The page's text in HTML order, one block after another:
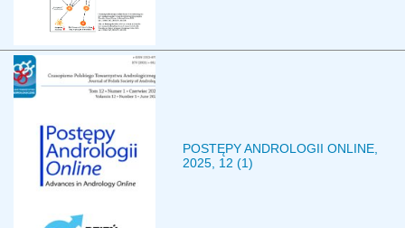
POSTĘPY ANDROLOGII ONLINE,
2025, 12 (1)